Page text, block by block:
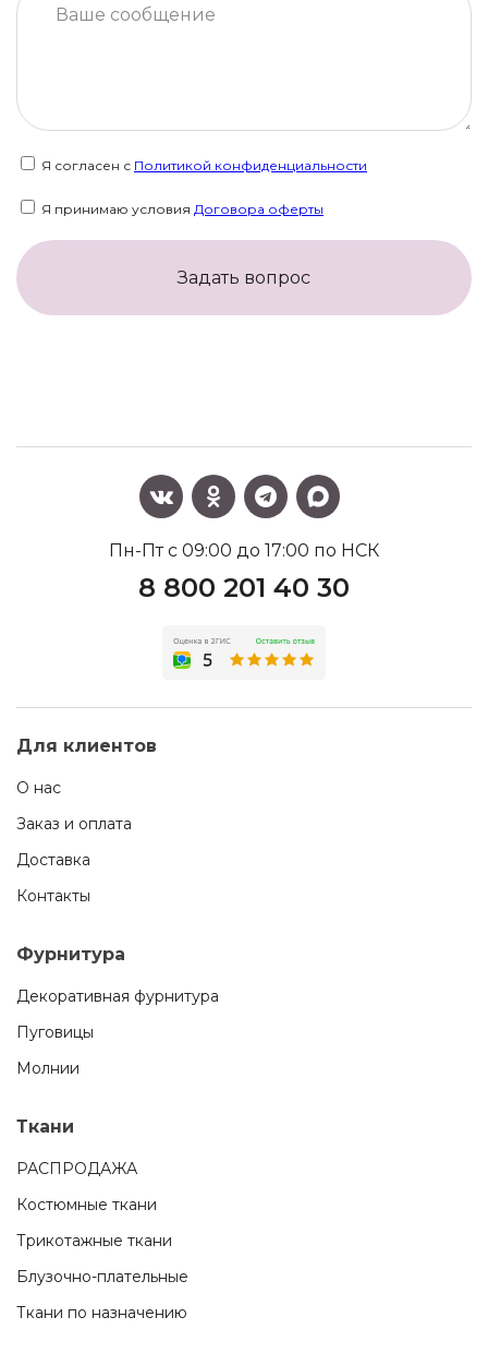
Я согласен с Политикой конфиденциальности
Я принимаю условия Договора оферты
Задать вопрос
Пн-Пт с 09:00 до 17:00 по НСК
8 800 201 40 30
Для клиентов
О нас
Заказ и оплата
Доставка
Контакты
Фурнитура
Декоративная фурнитура
Пуговицы
Молнии
Ткани
РАСПРОДАЖА
Костюмные ткани
Трикотажные ткани
Блузочно-плательные
Ткани по назначению